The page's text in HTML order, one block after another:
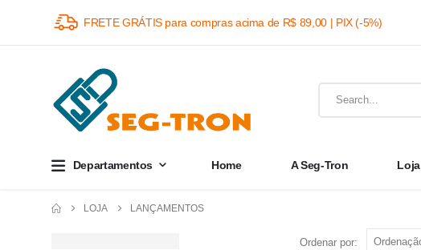
FRETE GRÁTIS para compras acima de R$ 89,00 | PIX (-5%)
Departamentos Home A Seg-Tron Loja
LOJA LANÇAMENTOS
Ordenar por: